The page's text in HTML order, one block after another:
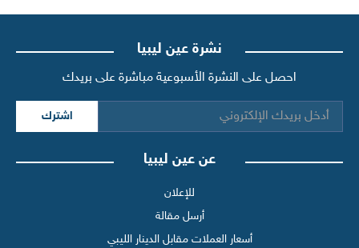
نشرة عين ليبيا
احصل على النشرة الأسبوعية مباشرة على بريدك
اشترك
عن عين ليبيا
للإعلان
أرسل مقالة
أسعار العملات مقابل الدينار الليبي